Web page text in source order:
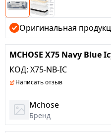
Оригинальная
MCHOSE X75 Navy Blue
КОД: X75-NB-IC
Написать отзыв
Mchose
Бренд